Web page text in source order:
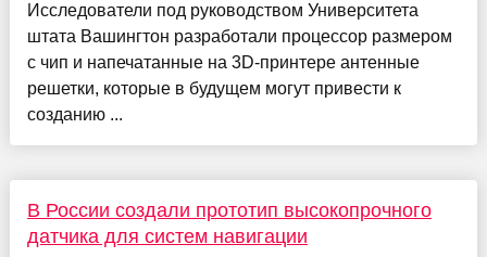
Исследователи под руководством Университета
штата Вашингтон разработали процессор размером
с чип и напечатанные на 3D-принтере антенные
решетки, которые в будущем могут привести к
созданию ...
В России создали прототип высокопрочного
датчика для систем навигации